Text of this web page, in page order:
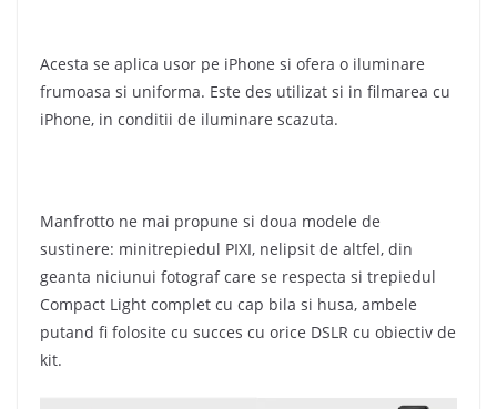
Acesta se aplica usor pe iPhone si ofera o iluminare
frumoasa si uniforma. Este des utilizat si in filmarea cu
iPhone, in conditii de iluminare scazuta.
Manfrotto ne mai propune si doua modele de
sustinere: minitrepiedul PIXI, nelipsit de altfel, din
geanta niciunui fotograf care se respecta si trepiedul
Compact Light complet cu cap bila si husa, ambele
putand fi folosite cu succes cu orice DSLR cu obiectiv de
kit.